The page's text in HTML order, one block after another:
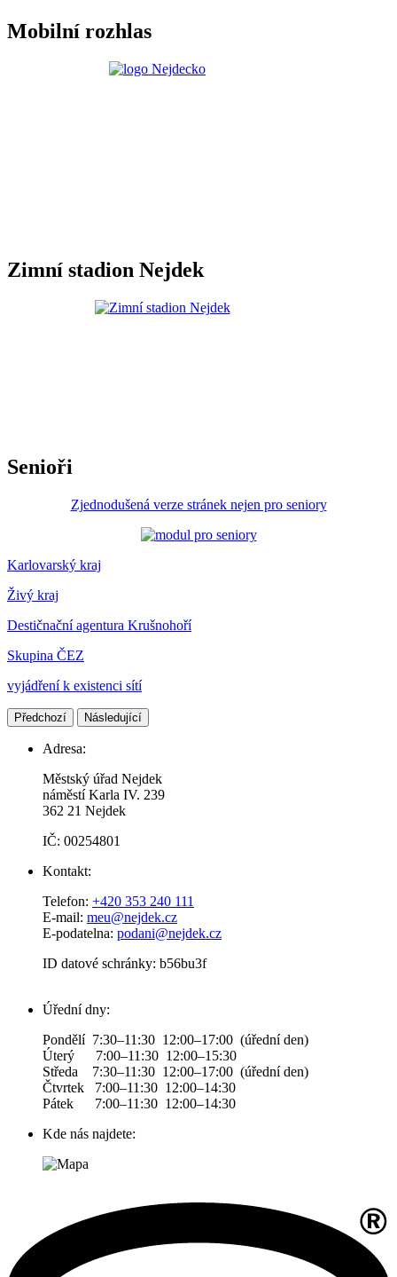
Mobilní rozhlas
Zimní stadion Nejdek
Senioři
Zjednodušená verze stránek nejen pro seniory
Karlovarský kraj
Živý kraj
Destičnační agentura Krušnohoří
Skupina ČEZ
vyjádření k existenci sítí
Předchozí Následující
Adresa:
Městský úřad Nejdek
náměstí Karla IV. 239​
362 21 Nejdek
IČ: 00254801
Kontakt:
Telefon: +420 353 240 111
E-mail: meu@nejdek.cz
E-podatelna: podani@nejdek.cz
ID datové schránky: b56bu3f
Úřední dny:
Pondělí 7:30–11:30 12:00–17:00 (úřední den)
Úterý 7:00–11:30 12:00–15:30
Středa 7:30–11:30 12:00–17:00 (úřední den)
Čtvrtek 7:00–11:30 12:00–14:30
Pátek 7:00–11:30 12:00–14:30
Kde nás najdete: